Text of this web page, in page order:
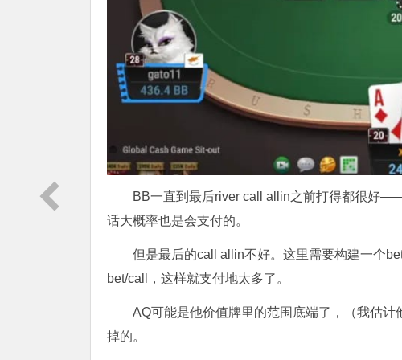
BB一直到最后river call allin之前打得都很好
话大概率也是会支付的。
但是最后的call allin不好。这里需要构建一个
bet/call，这样就支付地太多了。
AQ可能是他价值牌里的范围底端了，（我估
掉的。